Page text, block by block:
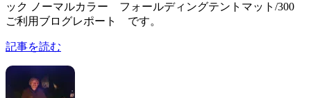
ック ノーマルカラー フォールディングテントマット/300
ご利用ブログレポート です。
記事を読む